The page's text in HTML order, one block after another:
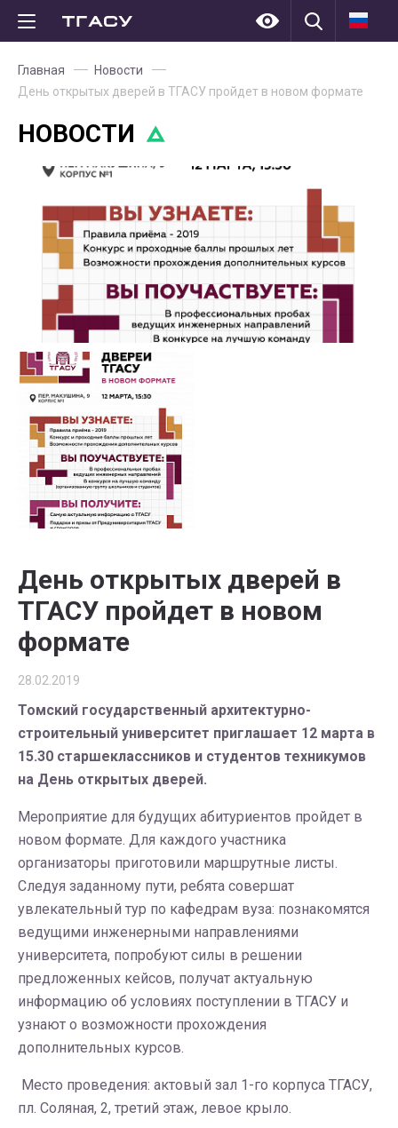
Главная
Новости
День открытых дверей в ТГАСУ пройдет в новом формате
НОВОСТИ
День открытых дверей в
ТГАСУ пройдет в новом
формате
28.02.2019
Томский государственный архитектурно-
строительный университет приглашает 12 марта в
15.30 старшеклассников и студентов техникумов
на День открытых дверей.
Мероприятие для будущих абитуриентов пройдет в
новом формате. Для каждого участника
организаторы приготовили маршрутные листы.
Следуя заданному пути, ребята совершат
увлекательный тур по кафедрам вуза: познакомятся
ведущими инженерными направлениями
университета, попробуют силы в решении
предложенных кейсов, получат актуальную
информацию об условиях поступлении в ТГАСУ и
узнают о возможности прохождения
дополнительных курсов.
Место проведения: актовый зал 1-го корпуса ТГАСУ,
пл. Соляная, 2, третий этаж, левое крыло.